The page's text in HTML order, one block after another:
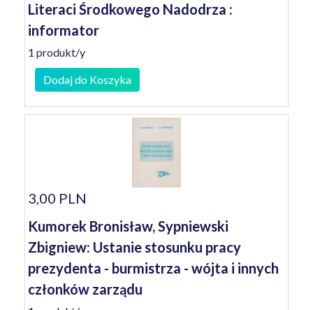
Literaci Środkowego Nadodrza :
informator
1 produkt/y
Dodaj do Koszyka
3,00 PLN
Kumorek Bronisław, Sypniewski
Zbigniew: Ustanie stosunku pracy
prezydenta - burmistrza - wójta i innych
członków zarządu